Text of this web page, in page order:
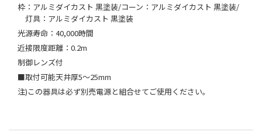
枠：アルミダイカスト 黒塗装/コーン：アルミダイカスト 黒塗装/
灯具：アルミダイカスト 黒塗装
光源寿命：40,000時間
近接限度距離：0.2m
制御レンズ付
■取付可能天井厚5～25mm
注)この器具は必ず別売電源と組合せてご使用ください。